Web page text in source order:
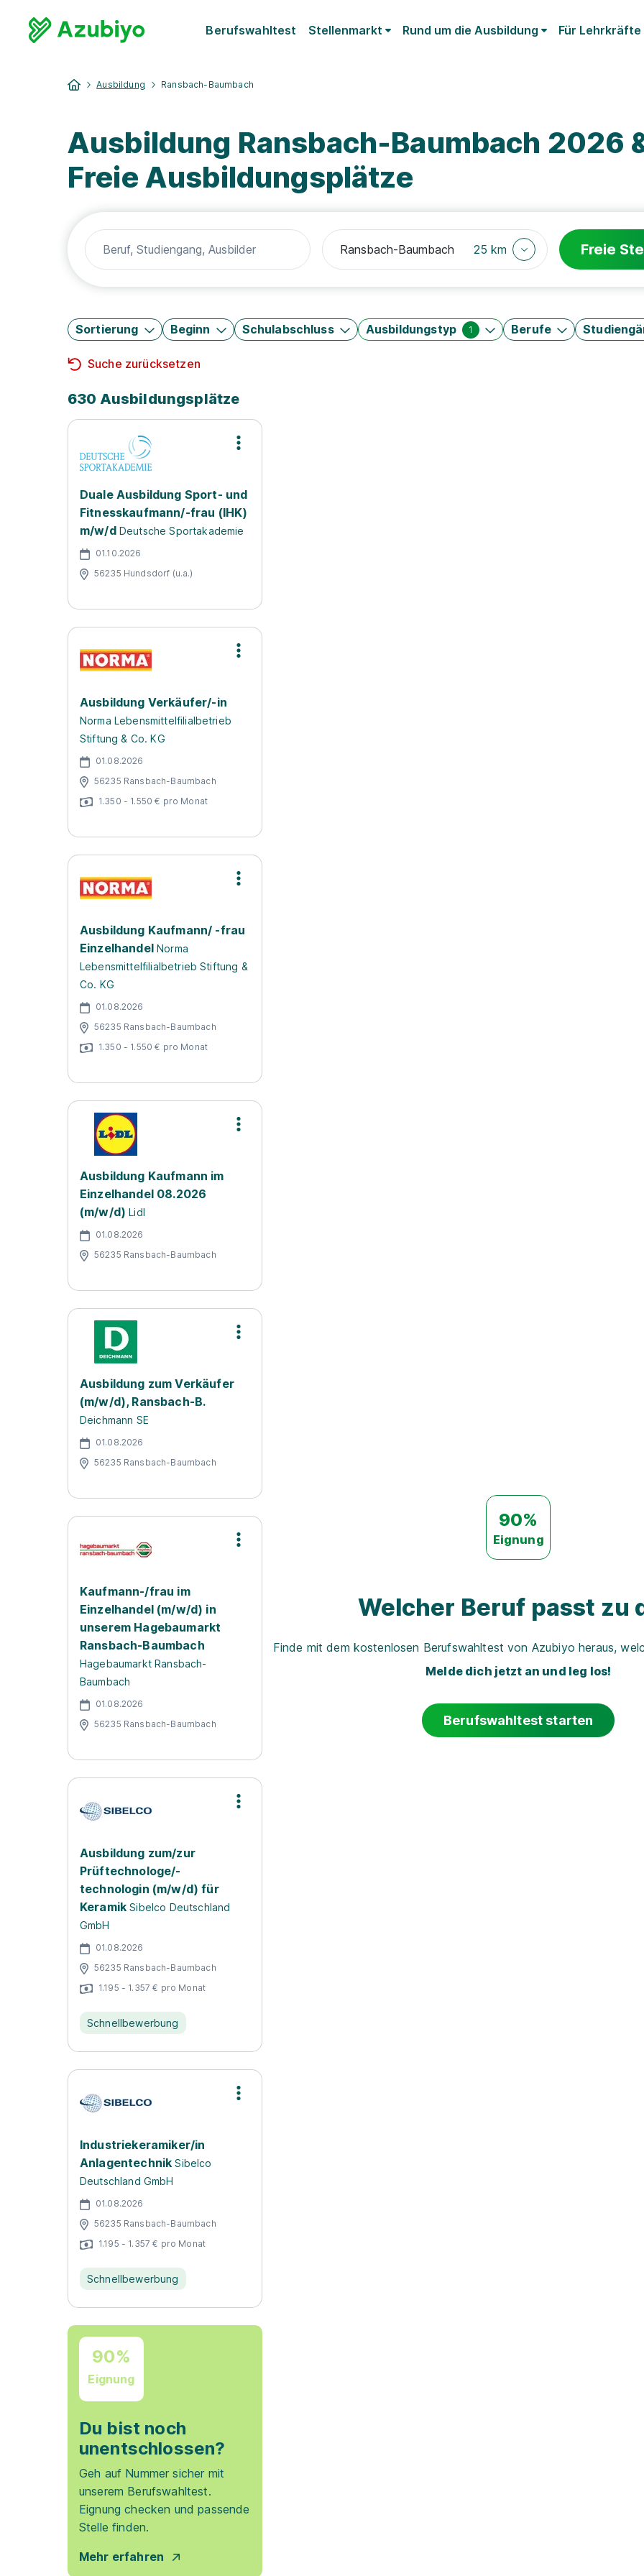
Berufswahltest Stellenmarkt Rund um die Ausbildung Für Lehrkräfte
Ausbildung Ransbach-Baumbach
Ausbildung Ransbach-Baumbach 2026
Freie Ausbildungsplätze
25 km Freie
Sortierung Beginn Schulabschluss Ausbildungstyp 1 Berufe
Suche zurücksetzen
630 Ausbildungsplätze
Duale Ausbildung Sport- und
Fitnesskaufmann/-frau (IHK)
m/w/d Deutsche Sportakademie
01.10.2026
56235 Hundsdorf (u.a.)
Ausbildung Verkäufer/-in
Norma Lebensmittelfilialbetrieb
Stiftung & Co. KG
01.08.2026
56235 Ransbach-Baumbach
1.350 - 1.550 € pro Monat
Ausbildung Kaufmann/ -frau
Einzelhandel Norma
Lebensmittelfilialbetrieb Stiftung &
Co. KG
01.08.2026
56235 Ransbach-Baumbach
1.350 - 1.550 € pro Monat
Ausbildung Kaufmann im
Einzelhandel 08.2026
(m/w/d) Lidl
01.08.2026
56235 Ransbach-Baumbach
Ausbildung zum Verkäufer
(m/w/d), Ransbach-B.
Deichmann SE
01.08.2026
56235 Ransbach-Baumbach
Kaufmann-/frau im
Einzelhandel (m/w/d) in
unserem Hagebaumarkt
Ransbach-Baumbach
Hagebaumarkt Ransbach-
Baumbach
01.08.2026
56235 Ransbach-Baumbach
Ausbildung zum/zur
Prüftechnologe/-
technologin (m/w/d) für
Keramik Sibelco Deutschland
GmbH
01.08.2026
56235 Ransbach-Baumbach
1.195 - 1.357 € pro Monat
Schnellbewerbung
Industriekeramiker/in
Anlagentechnik Sibelco
Deutschland GmbH
01.08.2026
56235 Ransbach-Baumbach
1.195 - 1.357 € pro Monat
Schnellbewerbung
90%
Eignung
Du bist noch
unentschlossen?
Geh auf Nummer sicher mit
unserem Berufswahltest.
Eignung checken und passende
Stelle finden.
Mehr erfahren
90%
Eignung
Welcher Beruf passt zu
Finde mit dem kostenlosen Berufswahltest von Azubiyo heraus,
Melde dich jetzt an und leg los!
Berufswahltest starten